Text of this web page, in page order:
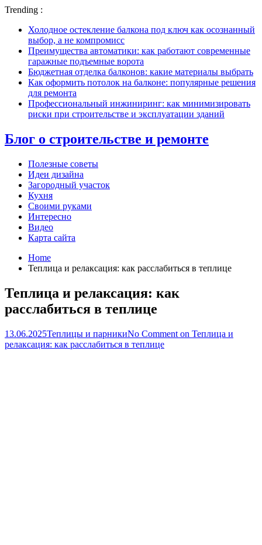
Trending :
Холодное остекление балкона под ключ как осознанный
выбор, а не компромисс
Преимущества автоматики: как работают современные
гаражные подъемные ворота
Бюджетная отделка балконов: какие материалы выбрать
Как оформить потолок на балконе: популярные решения
для ремонта
Профессиональный инжиниринг: как минимизировать
риски при строительстве и эксплуатации зданий
Блог о строительстве и ремонте
Полезные советы
Идеи дизайна
Загородный участок
Кухня
Своими руками
Интересно
Видео
Карта сайта
Home
Теплица и релаксация: как расслабиться в теплице
Теплица и релаксация: как
расслабиться в теплице
13.06.2025Теплицы и парникиNo Comment on Теплица и
релаксация: как расслабиться в теплице